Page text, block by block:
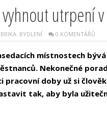
utrpení v
BYDLENÍ 0 KOMENTÁŘŮ
místnostech
Nekonečné
pracovní doby už si
tak, aby byla